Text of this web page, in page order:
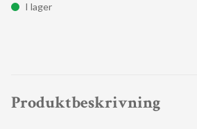
I lager
Produktbeskrivning